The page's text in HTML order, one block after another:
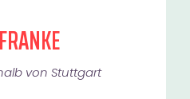
von Stuttgart​